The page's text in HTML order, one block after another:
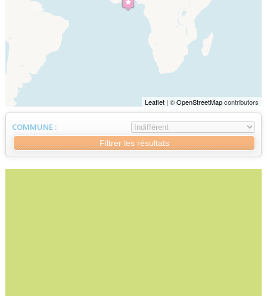
Leaflet | ©OpenStreetMapcontributors
COMMUNE :
Filtrer les résultats